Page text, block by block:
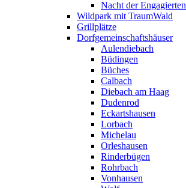
Nacht der Engagierten
Wildpark mit TraumWald
Grillplätze
Dorfgemeinschaftshäuser
Aulendiebach
Büdingen
Büches
Calbach
Diebach am Haag
Dudenrod
Eckartshausen
Lorbach
Michelau
Orleshausen
Rinderbügen
Rohrbach
Vonhausen